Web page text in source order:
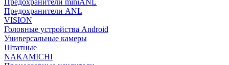
Предохранители miniANL
Предохранители ANL
VISION
Головные устройства Android
Универсальные камеры
Штатные
NAKAMICHI